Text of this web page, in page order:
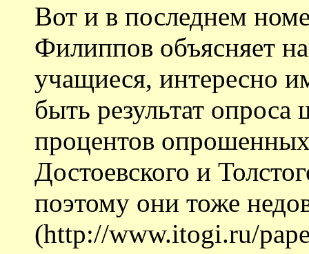
Вот и в последнем
Филиппов объясняет
учащиеся, интересно
быть результат
процентов опрошенных
Достоевского и
поэтому они тоже
(http://www.itogi.ru/